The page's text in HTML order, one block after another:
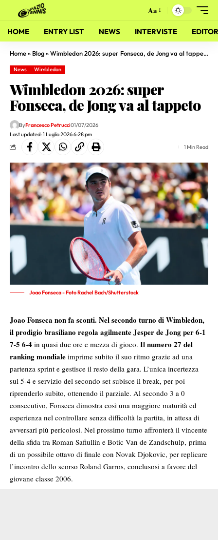
Aa
HOME ENTRY LIST NEWS INTERVISTE
Home» Blog»Wimbledon 2026: super Fonseca, de Jong va al tappeto
News Wimbledon
Wimbledon 2026: super
Fonseca, de Jong va al tappeto
Last updated: 1 Luglio 2026 6:28 pm
ByFrancesco Petrucci01/07/2026
1 Min Read
Joao Fonseca - Foto Rachel Bach/Shutterstock
Joao Fonseca non fa sconti. Nel secondo turno di Wimbledon,
il prodigio brasiliano regola agilmente Jesper de Jong per 6-1
7-5 6-4 in quasi due ore e mezza di gioco. Il numero 27 del
ranking mondiale imprime subito il suo ritmo grazie ad una
partenza sprint e gestisce il resto della gara. L’unica incertezza
sul 5-4 e servizio del secondo set subisce il break, per poi
riprenderlo subito, ottenendo il parziale. Al secondo 3 a 0
consecutivo, Fonseca dimostra così una maggiore maturità ed
esperienza nel controllare senza difficoltà la partita, in attesa di
avversari più pericolosi. Nel prossimo turno affronterà il vincente
della sfida tra Roman Safiullin e Botic Van de Zandschulp, prima
di un possibile ottavo di finale con Novak Djokovic, per replicare
l’incontro dello scorso Roland Garros, conclusosi a favore del
giovane classe 2006.